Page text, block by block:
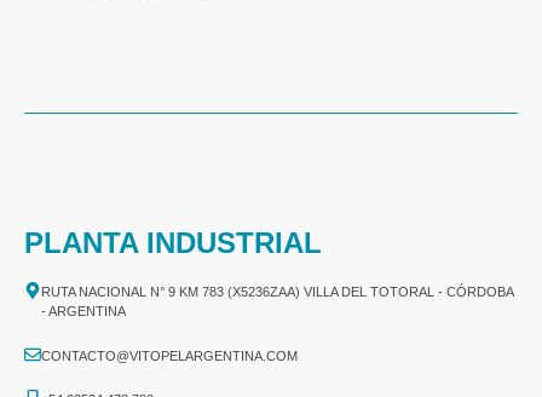
PLANTA INDUSTRIAL
RUTA NACIONAL N° 9 KM 783 (X5236ZAA) VILLA DEL TOTORAL - CÓRDOBA
- ARGENTINA
CONTACTO@VITOPELARGENTINA.COM